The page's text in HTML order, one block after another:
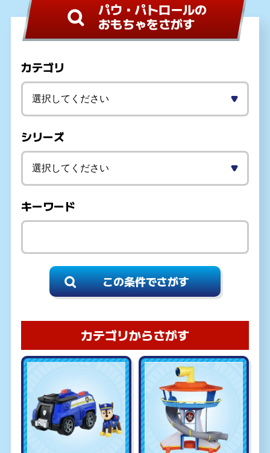
パウ・パトロールの
おもちゃをさがす
カテゴリ
シリーズ
キーワード
カテゴリからさがす